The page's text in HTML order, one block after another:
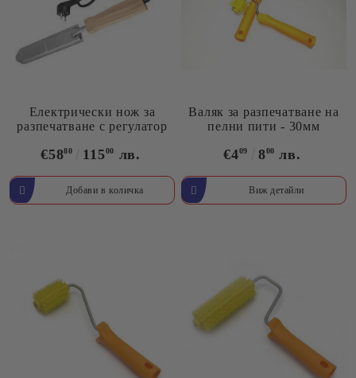
Електрически нож за
разпечатване с регулатор
€5880 11500 лв.
Валяк за разпечатване на
пелни пити - 30мм
€409 800 лв.
Виж детайли